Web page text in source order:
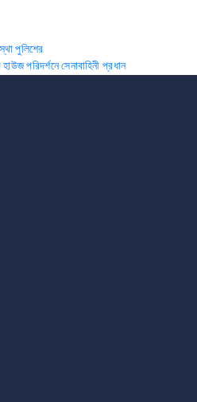
পুলিশের
পরিদর্শনে সেনাবাহিনী প্রধান